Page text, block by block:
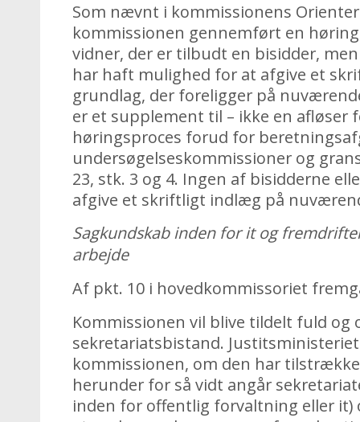
Som nævnt i kommissionens
kommissionen gennemført en
vidner, der er tilbudt en bisidder,
har haft mulighed for at afgive et
grundlag, der foreligger på
er et supplement til – ikke en afløser
høringsproces forud for
undersøgelseskommissioner og
23, stk. 3 og 4. Ingen af bisidderne
afgive et skriftligt indlæg på
Sagkundskab inden for it og
arbejde
Af pkt. 10 i hovedkommissoriet
Kommissionen vil blive tildelt fuld og
sekretariatsbistand.
kommissionen, om den har
herunder for så vidt angår
inden for offentlig forvaltning eller it)